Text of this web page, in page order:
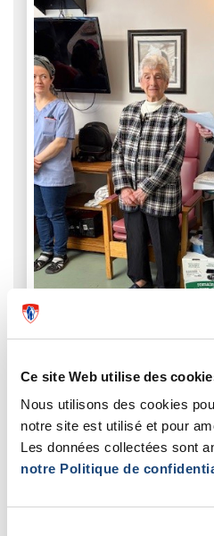
Ce site Web utilise des
Nous utilisons des cookies
notre site est utilisé et pour
Les données collectées sont
notre Politique de